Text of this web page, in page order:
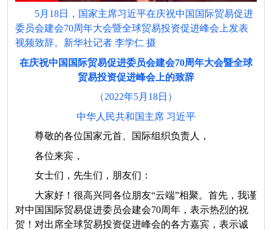
5月18日，国家主席习近平在庆祝中国国际贸易促进
委员会建会70周年大会暨全球贸易投资促进峰会上发表
视频致辞。新华社记者 李学仁 摄
在庆祝中国国际贸易促进委员会建会70周年大会暨全球
贸易投资促进峰会上的致辞
（2022年5月18日）
中华人民共和国主席 习近平
尊敬的各位国家元首、国际组织负责人，
各位来宾，
女士们，先生们，朋友们：
大家好！很高兴同各位朋友“云端”相聚。首先，我谨
对中国国际贸易促进委员会建会70周年，表示热烈的祝
贺！对出席全球贸易投资促进峰会的各方嘉宾，表示诚